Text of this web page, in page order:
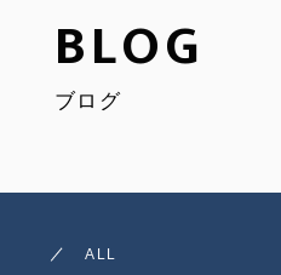
BLOG
ブログ
ALL